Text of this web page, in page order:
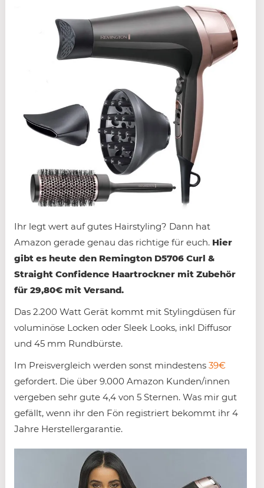
Ihr legt wert auf gutes Hairstyling? Dann hat
Amazon gerade genau das richtige für euch. Hier
gibt es heute den Remington D5706 Curl &
Straight Confidence Haartrockner mit Zubehör
für 29,80€ mit Versand.
Das 2.200 Watt Gerät kommt mit Stylingdüsen für
voluminöse Locken oder Sleek Looks, inkl Diffusor
und 45 mm Rundbürste.
Im Preisvergleich werden sonst mindestens 39€
gefordert. Die über 9.000 Amazon Kunden/innen
vergeben sehr gute 4,4 von 5 Sternen. Was mir gut
gefällt, wenn ihr den Fön registriert bekommt ihr 4
Jahre Herstellergarantie.